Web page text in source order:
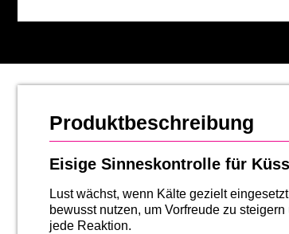
Produktbeschreibung
Eisige Sinneskontrolle für
Lust wächst, wenn Kälte gezielt
bewusst nutzen, um Vorfreude zu
jede Reaktion.